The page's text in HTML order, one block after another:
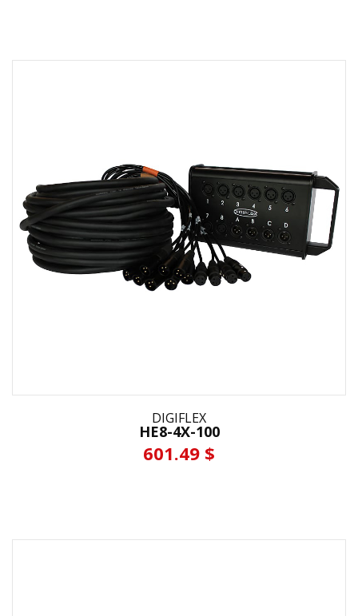
DIGIFLEX
HE8-4X-100
601.49 $